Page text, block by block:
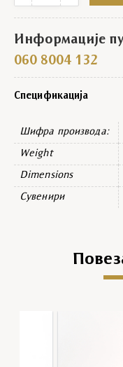
Информације
060 8004 132
Спецификација
Шифра производа:
Weight
Dimensions
Сувенири